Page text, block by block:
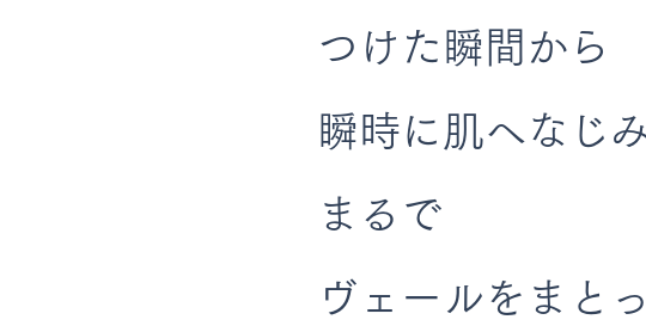
つけた瞬間から
瞬時に肌へなじ
まるで
​ ヴェールをまと